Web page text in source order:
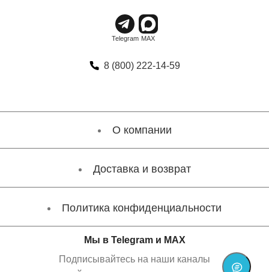
8 (800) 222-14-59
О компании
Доставка и возврат
Политика конфиденциальности
Мы в Telegram и MAX
Подписывайтесь на наши каналы